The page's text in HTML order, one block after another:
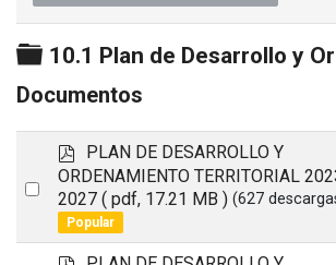
Carpeta
10.1 Plan de Desarrollo y
Documentos
Select
item
p
d
f
PLAN DE DESARROLLO Y
ORDENAMIENTO TERRITORIAL
2027 ( pdf, 17.21 MB ) (627
Popular